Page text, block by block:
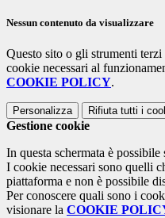
Nessun contenuto da visualizzare
Questo sito o gli strumenti
cookie necessari al
COOKIE POLICY.
Personalizza Rifiuta tutti i
Gestione cookie
In questa schermata è
I cookie necessari sono quelli
piattaforma e non è possibile
Per conoscere quali sono i
visionare la COOKIE